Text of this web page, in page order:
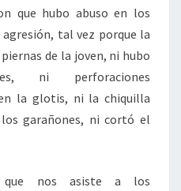
que hubo abuso en los
tal vez porque la
de la joven, ni hubo
ni perforaciones
la glotis, ni la chiquilla
garañones, ni cortó el
que nos asiste a los